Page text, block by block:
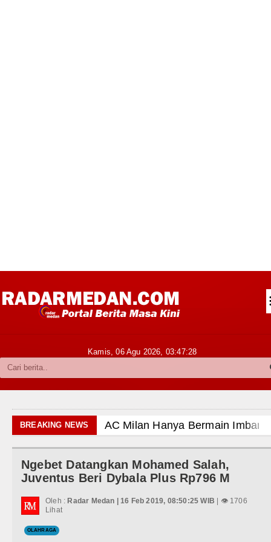
Kabupaten Karo
Politik
Olahraga
Kamis, 06 Agu 2026, 03:47:29
BREAKING NEWS
AC Milan Hanya Bermain Imbang dengan Inter
Bayern Munich vs Aston Villa Laga
Komisi D DPRDSU Ikut Gubsu Bobby Nasution
Wabup Taput Hadiri Rapat Persiapan Penataan
Rico Waas Tinjau Rehabilitasi 3 RTLH di Medan
Ngebet Datangkan Mohamed Salah,
Juventus Beri Dybala Plus Rp796 M
Oleh : Radar Medan | 16 Feb 2019, 08:50:25 WIB | 👁 1706
Lihat
OLAHRAGA